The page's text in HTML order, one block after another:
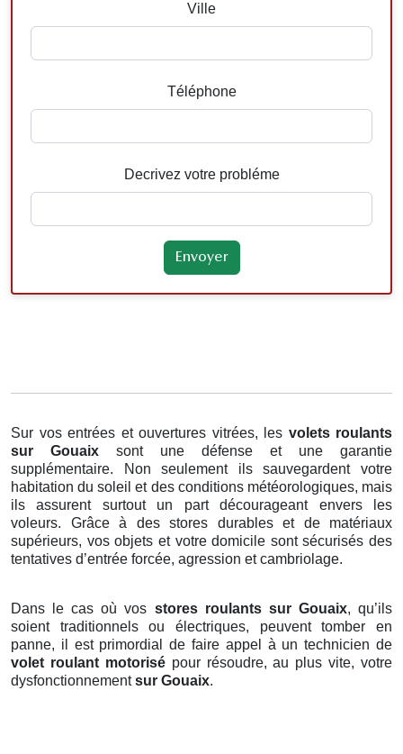
Ville
Téléphone
Decrivez votre probléme
Sur vos entrées et ouvertures vitrées, les volets roulants
sur Gouaix sont une défense et une garantie
supplémentaire. Non seulement ils sauvegardent votre
habitation du soleil et des conditions météorologiques, mais
ils assurent surtout un part décourageant envers les
voleurs. Grâce à des stores durables et de matériaux
supérieurs, vos objets et votre domicile sont sécurisés des
tentatives d’entrée forcée, agression et cambriolage.
Dans le cas où vos stores roulants sur Gouaix, qu’ils
soient traditionnels ou électriques, peuvent tomber en
panne, il est primordial de faire appel à un technicien de
volet roulant motorisépour résoudre, au plus vite, votre
dysfonctionnementsur Gouaix.